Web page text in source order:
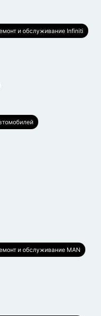
и обслуживание Infiniti
и обслуживание MAN